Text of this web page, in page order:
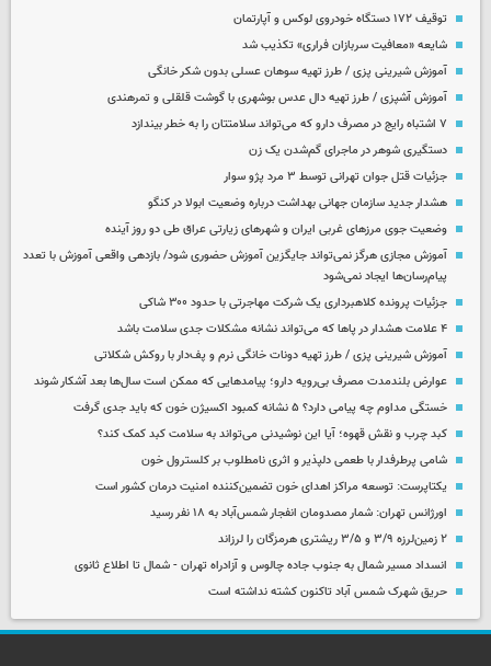
توقیف ۱۷۲ دستگاه خودروی لوکس و آپارتمان
شایعه «معافیت سربازان فراری» تکذیب شد
آموزش شیرینی پزی / طرز تهیه سوهان عسلی بدون شکر خانگی
آموزش آشپزی / طرز تهیه دال عدس بوشهری با گوشت قلقلی و تمرهندی
۷ اشتباه رایج در مصرف دارو که می‌تواند سلامتتان را به خطر بیندازد
دستگیری شوهر در ماجرای گم‌شدن یک زن
جزئیات قتل جوان تهرانی توسط ۳ مرد پژو سوار
هشدار جدید سازمان جهانی بهداشت درباره وضعیت ابولا در کنگو
وضعیت جوی مرزهای غربی ایران و شهرهای زیارتی عراق طی دو روز آینده
آموزش مجازی هرگز نمی‌تواند جایگزین آموزش حضوری شود/ بازدهی واقعی آموزش با تعدد
پیام‌رسان‌ها ایجاد نمی‌شود
جزئیات پرونده کلاهبرداری یک شرکت مهاجرتی با حدود ۳۰۰ شاکی
۴ علامت هشدار در پاها که می‌تواند نشانه مشکلات جدی سلامت باشد
آموزش شیرینی پزی / طرز تهیه دونات خانگی نرم و پف‌دار با روکش شکلاتی
عوارض بلندمدت مصرف بی‌رویه دارو؛ پیامدهایی که ممکن است سال‌ها بعد آشکار شوند
خستگی مداوم چه پیامی دارد؟ ۵ نشانه کمبود اکسیژن خون که باید جدی گرفت
کبد چرب و نقش قهوه؛ آیا این نوشیدنی می‌تواند به سلامت کبد کمک کند؟
شامی پرطرفدار با طعمی دلپذیر و اثری نامطلوب بر کلسترول خون
یکتاپرست: توسعه مراکز اهدای خون تضمین‌کننده امنیت درمان کشور است
اورژانس تهران: شمار مصدومان انفجار شمس‌آباد به ۱۸ نفر رسید
۲ زمین‌لرزه ۳/۹ و ۳/۵ ریشتری هرمزگان را لرزاند
انسداد مسیر شمال به جنوب جاده چالوس و آزادراه تهران - شمال تا اطلاع ثانوی
حریق شهرک شمس آباد تاکنون کشته نداشته است